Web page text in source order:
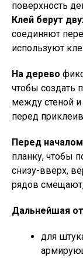
поверхность
Клей берут
соединяют
используют
На дерево
чтобы создать
между стеной и
перед
Перед
планку, чтобы
снизу-вверх,
рядов
Дальнейшая
для